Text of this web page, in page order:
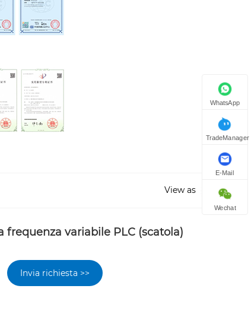
View as
frequenza variabile PLC (scatola)
Invia richiesta >>
WhatsApp
TradeManager
E-Mail
Wechat